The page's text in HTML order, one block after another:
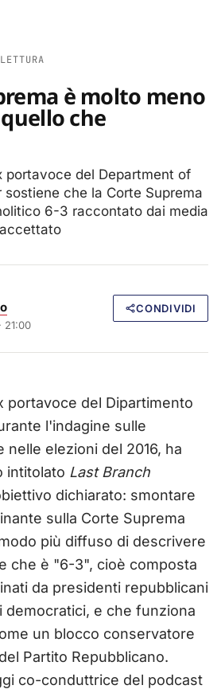
è molto meno
che
portavoce del Department of
che la Corte Suprema
6-3 raccontato dai media
21:00
CONDIVIDI
portavoce del Dipartimento
l'indagine sulle
elezioni del 2016, ha
intitolato Last Branch
dichiarato: smontare
sulla Corte Suprema
più diffuso di descrivere
che è "6-3", cioè composta
da presidenti repubblicani
democratici, e che funziona
un blocco conservatore
Partito Repubblicano.
co-conduttrice del podcast